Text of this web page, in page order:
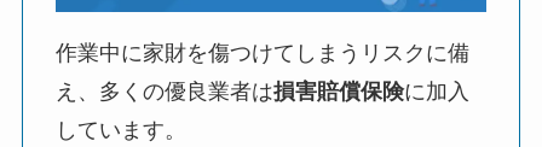
作業中に家財を傷つけてしまうリスクに備
え、多くの優良業者は損害賠償保険に加入
しています。